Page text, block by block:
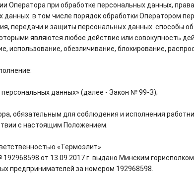
при обработке персональных данных,
в том числе порядок обработки Оператором
передачи и защиты персональных данных. способы
являются любое действие или совокупность
использование, обезличивание, блокирование,
данных» (далее - Закон № 99-З);
обязательным для соблюдения и исполнения
с настоящим Положением.
«Термоэлит».
от 13.09.2017 г. выдано Минским
предпринимателей за номером 192968598.